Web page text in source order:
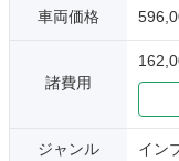
車両価格
諸費用
ジャンル イン